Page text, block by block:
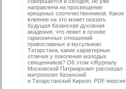
направлена на просвещение
крещеных соотечественников. Какое
влияние на это может оказать
будущая Казанская духовная
академия, что лежит в основе
гармоничных отношений
православных и мусульман
Татарстана, какие характерные
отличия у поколения молодых
священников? Об этом «Журналу
Московской Патриархии» рассказал
митрополит Казанский
и Татарстанский Кирилл. PDF-версия.